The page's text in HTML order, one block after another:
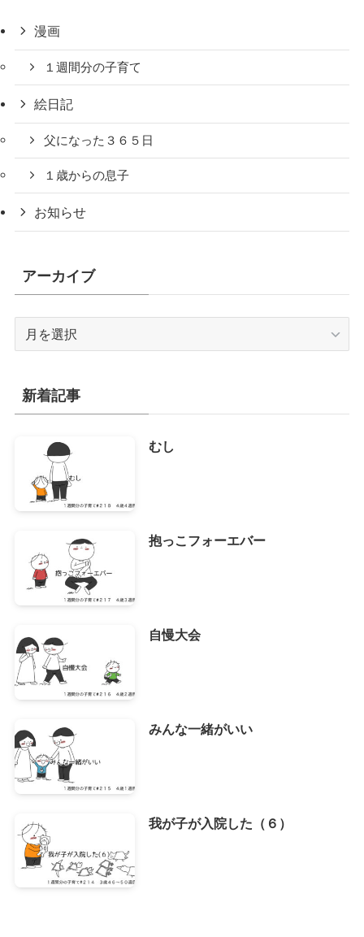
漫画
１週間分の子育て
絵日記
父になった３６５日
１歳からの息子
お知らせ
アーカイブ
イ
ブ
新着記事
むし
抱っこフォーエバー
自慢大会
みんな一緒がいい
我が子が入院した（６）